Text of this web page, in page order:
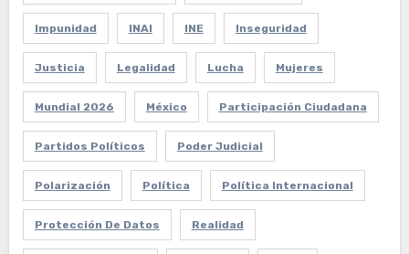
Impunidad INAI INE Inseguridad
Justicia Legalidad Lucha Mujeres
Mundial 2026 México Participación Ciudadana
Partidos Políticos Poder Judicial
Polarización Política Política Internacional
Protección De Datos Realidad